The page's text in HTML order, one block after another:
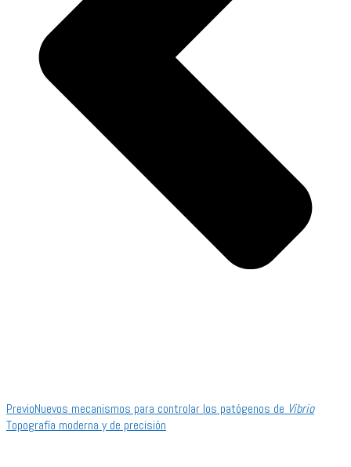
PrevioNuevos mecanismos para controlar los patógenos de Vibrio
Topografía moderna y de precisión